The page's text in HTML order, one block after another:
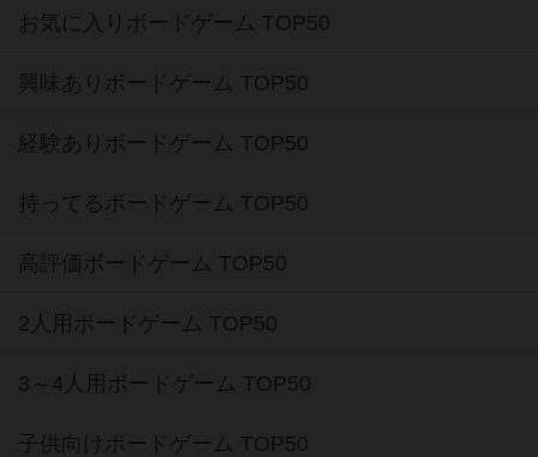
お気に入りボードゲーム TOP50
興味ありボードゲーム TOP50
経験ありボードゲーム TOP50
持ってるボードゲーム TOP50
高評価ボードゲーム TOP50
2人用ボードゲーム TOP50
3～4人用ボードゲーム TOP50
子供向けボードゲーム TOP50